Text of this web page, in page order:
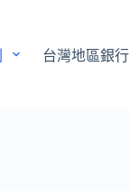
台灣地區銀行